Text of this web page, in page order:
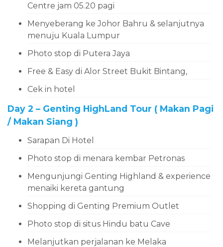
Centre jam 05.20 pagi
Menyeberang ke Johor Bahru & selanjutnya
menuju Kuala Lumpur
Photo stop di Putera Jaya
Free & Easy di Alor Street Bukit Bintang,
Cek in hotel
Day 2 – Genting HighLand Tour ( Makan Pagi
/ Makan Siang )
Sarapan Di Hotel
Photo stop di menara kembar Petronas
Mengunjungi Genting Highland & experience
menaiki kereta gantung
Shopping di Genting Premium Outlet
Photo stop di situs Hindu batu Cave
Melanjutkan perjalanan ke Melaka